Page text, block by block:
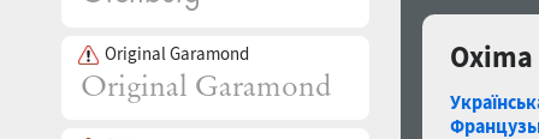
Original Garamond